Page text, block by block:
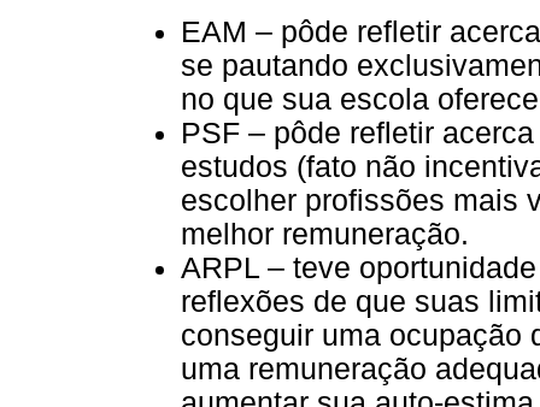
EAM – pôde refletir
se pautando
no que sua escola
PSF – pôde refletir
estudos (fato não
escolher profissões mais
melhor remuneração.
ARPL – teve
reflexões de que suas
conseguir uma ocupação
uma remuneração